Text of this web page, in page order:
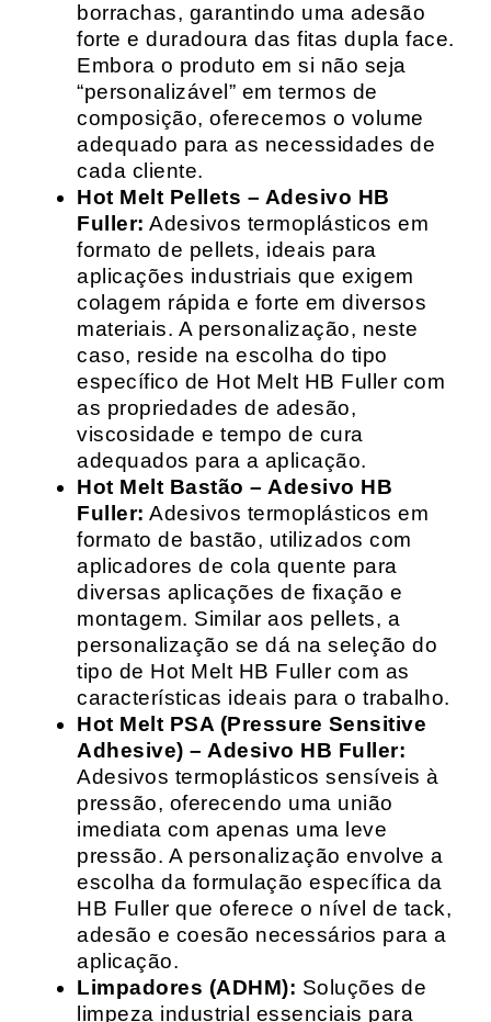
borrachas, garantindo uma adesão
forte e duradoura das fitas dupla face.
Embora o produto em si não seja
“personalizável” em termos de
composição, oferecemos o volume
adequado para as necessidades de
cada cliente.
Hot Melt Pellets – Adesivo HB
Fuller: Adesivos termoplásticos em
formato de pellets, ideais para
aplicações industriais que exigem
colagem rápida e forte em diversos
materiais. A personalização, neste
caso, reside na escolha do tipo
específico de Hot Melt HB Fuller com
as propriedades de adesão,
viscosidade e tempo de cura
adequados para a aplicação.
Hot Melt Bastão – Adesivo HB
Fuller: Adesivos termoplásticos em
formato de bastão, utilizados com
aplicadores de cola quente para
diversas aplicações de fixação e
montagem. Similar aos pellets, a
personalização se dá na seleção do
tipo de Hot Melt HB Fuller com as
características ideais para o trabalho.
Hot Melt PSA (Pressure Sensitive
Adhesive) – Adesivo HB Fuller:
Adesivos termoplásticos sensíveis à
pressão, oferecendo uma união
imediata com apenas uma leve
pressão. A personalização envolve a
escolha da formulação específica da
HB Fuller que oferece o nível de tack,
adesão e coesão necessários para a
aplicação.
Limpadores (ADHM): Soluções de
limpeza industrial essenciais para